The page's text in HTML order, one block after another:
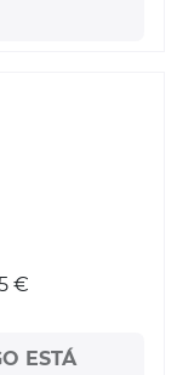
€
ESTÁ